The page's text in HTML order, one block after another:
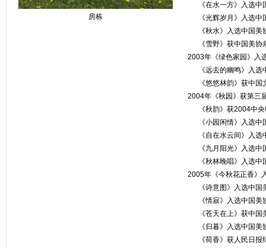
房栋
《在水一方》入选中
《光辉岁月》入选中
《秋水》入选中国美
《雪野》获中国美协
2003年《绿色家园》入
《远去的幽鸣》入选
《悠悠林韵》获中国
2004年《秋园》获第三
《秋韵》获2004中央
《小园闲情》入选中
《自在水云间》入选
《九月阳光》入选中
《秋林晚唱》入选中
2005年《今秋花正香》
《诗意图》入选中国
《情寂》入选中国美
《苍天在上》获中国
《归暮》入选中国美
《荷香》获人民日报